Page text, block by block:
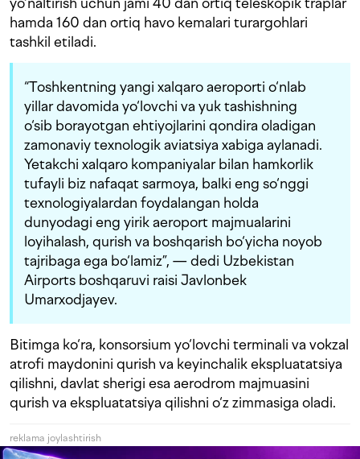
hamda 160 dan ortiq havo kemalari turargohlari
tashkil etiladi.
“Toshkentning yangi xalqaro aeroporti o‘nlab
yillar davomida yo‘lovchi va yuk tashishning
o‘sib borayotgan ehtiyojlarini qondira oladigan
zamonaviy texnologik aviatsiya xabiga aylanadi.
Yetakchi xalqaro kompaniyalar bilan hamkorlik
tufayli biz nafaqat sarmoya, balki eng so‘nggi
texnologiyalardan foydalangan holda
dunyodagi eng yirik aeroport majmualarini
loyihalash, qurish va boshqarish bo‘yicha noyob
tajribaga ega bo‘lamiz”, — dedi Uzbekistan
Airports boshqaruvi raisi Javlonbek
Umarxodjayev.
Bitimga ko‘ra, konsorsium yo‘lovchi terminali va vokzal
atrofi maydonini qurish va keyinchalik ekspluatatsiya
qilishni, davlat sherigi esa aerodrom majmuasini
qurish va ekspluatatsiya qilishni o‘z zimmasiga oladi.
reklama joylashtirish